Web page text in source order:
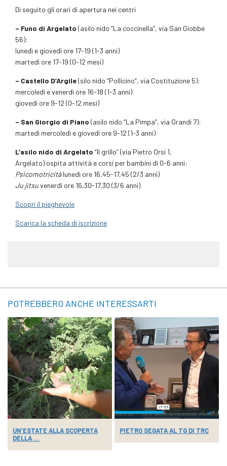
Di seguito gli orari di apertura nei centri
– Funo di Argelato (asilo nido “La coccinella”, via San Giobbe
56):
lunedì e giovedì ore 17-19 (1-3 anni)
martedì ore 17-19 (0-12 mesi)
– Castello D’Argile(silo nido “Pollicino”, via Costituzione 5):
mercoledì e venerdì ore 16-18 (1-3 anni)
giovedì ore 9-12 (0-12 mesi)
– San Giorgio di Piano (asilo nido “La Pimpa”, via Grandi 7):
martedì mercoledì e giovedì ore 9-12 (1-3 anni)
L’asilo nido di Argelato “Il grillo” (via Pietro Orsi 1,
Argelato) ospita attività e corsi per bambini di 0-6 anni:
Psicomotricitàlunedì ore 16,45-17,45 (2/3 anni)
Ju jitsuvenerdì ore 16,30-17,30 (3/6 anni)
Scopri il pieghevole
Scarica la scheda di iscrizione
POTREBBERO ANCHE INTERESSARTI
UN’ESTATE ALLA SCOPERTA
DELLA ...
PIETRO SEGATA AL TG DI TRC